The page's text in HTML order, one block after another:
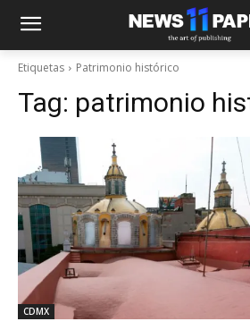
Etiquetas Patrimonio histórico
Tag: patrimonio
CDMX